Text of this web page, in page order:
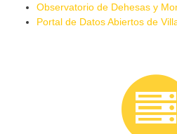
Observatorio de Dehesas y
Portal de Datos Abiertos de